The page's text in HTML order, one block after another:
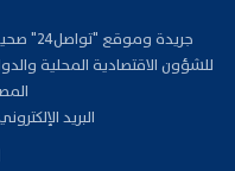
جريدة
للشؤون الاقتصادية المحلية
البريد